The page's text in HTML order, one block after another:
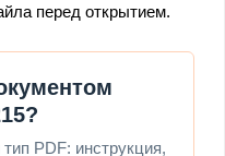
перед открытием.
PDF: инструкция,